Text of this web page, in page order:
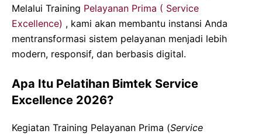
Melalui Training Pelayanan Prima ( Service
Excellence) , kami akan membantu instansi Anda
mentransformasi sistem pelayanan menjadi lebih
modern, responsif, dan berbasis digital.
Apa Itu Pelatihan Bimtek Service
Excellence 2026?
Kegiatan Training Pelayanan Prima (Service